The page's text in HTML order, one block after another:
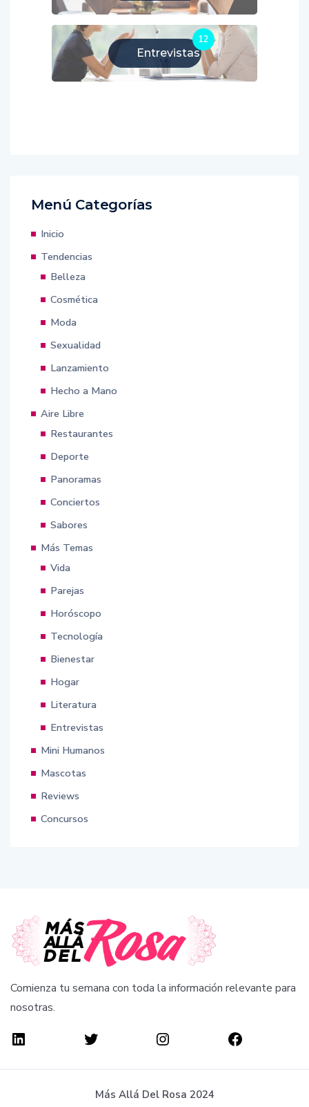
Entrevistas
12
Menú Categorías
Inicio
Tendencias
Belleza
Cosmética
Moda
Sexualidad
Lanzamiento
Hecho a Mano
Aire Libre
Restaurantes
Deporte
Panoramas
Conciertos
Sabores
Más Temas
Vida
Parejas
Horóscopo
Tecnología
Bienestar
Hogar
Literatura
Entrevistas
Mini Humanos
Mascotas
Reviews
Concursos
Comienza tu semana con toda la información relevante para
nosotras.
Más Allá Del Rosa 2024